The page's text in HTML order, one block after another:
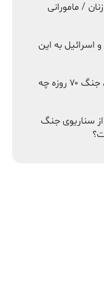
/ مامورانی
اسرائیل به این
برندگان پنهان جنگ خاورمیانه / جنگ ۷۰ روزه چه
سناریوی جنگ